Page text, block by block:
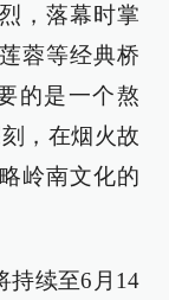
，落幕时掌
蓉等经典桥
的是一个熬
，在烟火故
岭南文化的
持续至6月14